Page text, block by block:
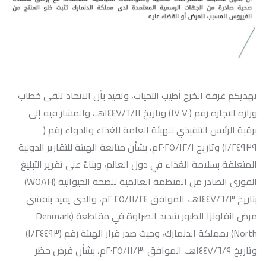
تهديكم غرفة الخرج أطيب التحيات، وتفيد بأن الاتحاد تلقى خطاب
وزارة التجارة رقم (١٧٠٧٠) وتاريخ ١٤٤٧/٦/١١هـ، والمشار فيه إلى
برقية الرئيس التنفيذي للهيئة العامة للغذاء والدواء رقم (
١/٢٤٩٣٩) وتاريخ ٢٠٢٥/١٢/١م، بشأن متابعة الهيئة للتقارير الدولية
المتعلقة بسلامة الغذاء في دول العالم، وبناءً على تقرير التبليغ
الفوري الصادر من المنظمة العالمية للصحة الحيوانية (WOAH)
بتاريخ ١٤٤٧/٦/٣هـ، الموافق ٢٠٢٥/١١/٢٤م، والذي يفيد بتفشي
مرض انفلونزا الطيور شديد الضراوة في مقاطعة (Denmark
North) بمملكة الدنمارك، وحيث صدر قرار الهيئة رقم (١/٢٤٤٩٣)
وتاريخ ١٤٤٧/٦/٩هـ، الموافق ٢٠٢٥/١١/٣٠م، بشأن فرض حظر